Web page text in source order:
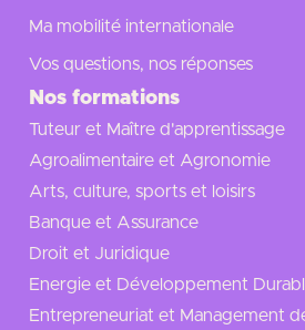
Ma mobilité internationale
Vos questions, nos réponses
Nos formations
Tuteur et Maître d'apprentissage
Agroalimentaire et Agronomie
Arts, culture, sports et loisirs
Banque et Assurance
Droit et Juridique
Energie et Développement
Entrepreneuriat et Management